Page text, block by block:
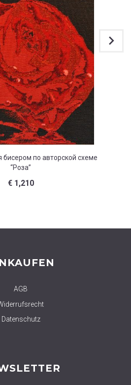
бисером по авторской схеме
“Роза”
€1,210
AGB
Datenschutz